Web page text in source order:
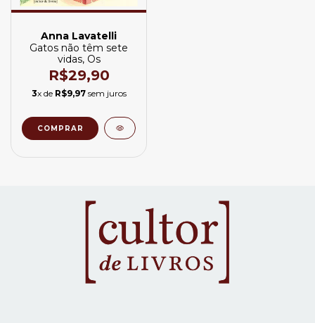
Anna Lavatelli
Gatos não têm sete
vidas, Os
R$29,90
3x de R$9,97sem juros